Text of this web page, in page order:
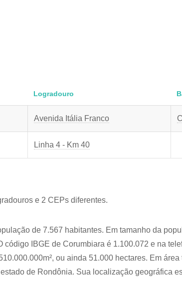
Logradouro
Avenida Itália Franco
Linha 4 - Km 40
e 2 CEPs diferentes.
de 7.567 habitantes. Em tamanho da
IBGE de Corumbiara é 1.100.072 e na
ou ainda 51.000 hectares. Em área
de Rondônia. Sua localização geográfica